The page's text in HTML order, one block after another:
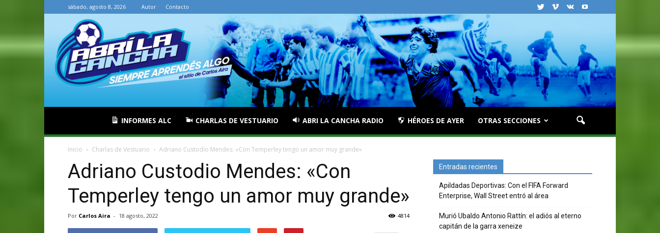
sábado, agosto 8, 2026 Autor Contacto
INFORMES ALC CHARLAS DE VESTUARIO ABRI LA CANCHA RADIO HÉROES DE AYER OTRAS SECCIONES
Inicio Charlas de Vestuario Adriano Custodio Mendes: «Con Temperley tengo un amor muy grande»
Adriano Custodio Mendes: «Con
Temperley tengo un amor muy grande»
Por Carlos Aira - 18 agosto, 2022 4814
Entradas recientes
Apildadas Deportivas: Con el FIFA Forward
Enterprise, Wall Street entró al área
Murió Ubaldo Antonio Rattín: el adiós al eterno
capitán de la garra xeneize